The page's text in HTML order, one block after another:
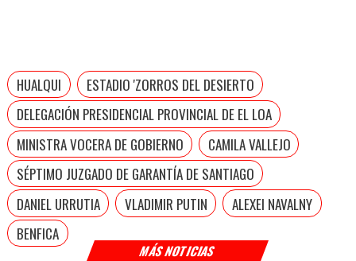
MÁS NOTICIAS
HUALQUI
ESTADIO 'ZORROS DEL DESIERTO
DELEGACIÓN PRESIDENCIAL PROVINCIAL DE EL LOA
MINISTRA VOCERA DE GOBIERNO
CAMILA VALLEJO
SÉPTIMO JUZGADO DE GARANTÍA DE SANTIAGO
DANIEL URRUTIA
VLADIMIR PUTIN
ALEXEI NAVALNY
BENFICA